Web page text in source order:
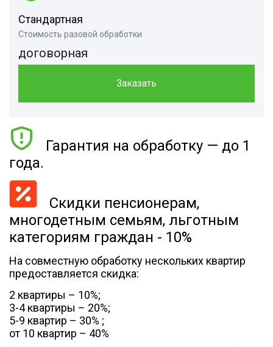
Стандартная
Стоимость разовой обработки
договорная
Заказать
Гарантия на обработку — до 1
года.
Скидки пенсионерам,
многодетным семьям, льготным
категориям граждан - 10%
На совместную обработку нескольких квартир
предоставляется скидка:
2 квартиры – 10%;
3-4 квартиры – 20%;
5-9 квартир – 30% ;
от 10 квартир – 40%